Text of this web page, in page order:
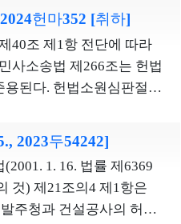
서 위 조항들은 과잉금지
구인들의 양심의 자유를
다. 재판관 이종석, 재판관
배, 재판관 이미선의 반대
의 공평한 이행을 조화롭
으나, 현역복무와의 형평
도를 넘어 대체복무의 기
도하게 정하여 대체복무
실질적 강도와 현역 등의
역을 이행한다는 대체복
어 볼 때, 복무기관조항, 기
으로 인한 고역의 정도가
따라서 위 조항들은 과잉
여 청구인들의 양심의 자
수 없다. 나. CCTV 촬영행
, 경비, 보안, 안전, 관리
‘감항성의 결함’의 의미
종 검사 기준에 부합하지
더라도, 신고의무조항은
구체적인 내용에 관하여 선
하위법령에 위임하고 있
범자가 어떠한 선박의 결
이를 신고하여야 할지 여
규정된 각종 검사 기준을
조항 시행 전날까지 분할
생하였고 연금액 변경처
은 사람들에 대하여 적어
직 이행기가 도래하지 아
체적으로 신법 조항 시행
래하는 분할연금 중 어느
을 적용할 것인지는 입법
권자의 신뢰 보호나 법적
또는 경감 대상으로 규정
시행하는 개발사업 일체
또는 경감 대상에서 배제
가 등과 학교법인을 합리
합징수를 금지할 뿐이고,
납부의무자, 미납이나 연
산금의 금액을 변경하는
적으로 청구인의 수신료
부의무는 분리하여 고지
칙적인 방식이고, 미납이
대한 추징금 및 가산금의
하며, 지난 30년간 수신료
계가 무효임을 확인할 실
인관계가 해소된 경우 혼
소를 제기하는 방법에 관
. 이러한 가사소송법 규정
률관계를 대상으로 한다
익이 없다고 볼 것은 아니
파양으로 양친자관계가
입양무효 확인의 소에서
33조 제1항 제1호의 문
법 과정에서 고려된 ‘신
의 조력을 받을 권리’, ‘공
리’ 등 헌법상 기본권 규
합하여 보면, 형사소송법
의 ‘피고인이 구속된
형사사건에서 구속되어
우에 한정된다고 볼 수 없
로 구속영장이 발부되어
는 변호인은 주소 등 외의
소로 정하여 법원에 신고
에는 송달영수인을 정하
송달영수인의 신고가 있으
소와 영수인에게 하여야
영수인 신고의 효력은 그
상소 또는 이송을 받은 법
그 신고의 효력이 없다.
록의 송부를 받은 때에는
헌마352 [취하]
40조 제1항 전단에 따라
사소송법 제266조는 헌법
용된다. 헌법소원심판절차
사자의 동의 내지 동의간
할 수 있다. 나. 헌법소원
청구인이 제기한 심판청
절차의 계속을 소멸시키
2023두54242]
1. 16. 법률 제6369
것) 제21조의4 제1항은
주청과 건설공사의 허가·